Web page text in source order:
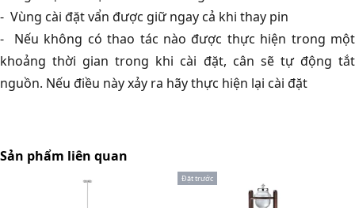
- Vùng cài đặt vẩn được giữ ngay cả khi thay pin
- Nếu không có thao tác nào được thực hiện trong một
khoảng thời gian trong khi cài đặt, cân sẽ tự động tắt
nguồn. Nếu điều này xảy ra hãy thực hiện lại cài đặt
Sản phẩm liên quan
Đặt trước